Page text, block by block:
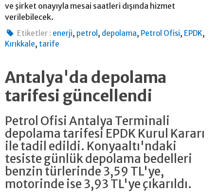
ve şirket onayıyla mesai saatleri dışında hizmet
verilebilecek.
Etiketler : enerji, petrol , depolama, Petrol Ofisi, EPDK,
Kırıkkale, tarife
Antalya'da depolama
tarifesi güncellendi
Petrol Ofisi Antalya Terminali
depolama tarifesi EPDK Kurul Kararı
ile tadil edildi. Konyaaltı'ndaki
tesiste günlük depolama bedelleri
benzin türlerinde 3,59 TL'ye,
motorinde ise 3,93 TL'ye çıkarıldı.